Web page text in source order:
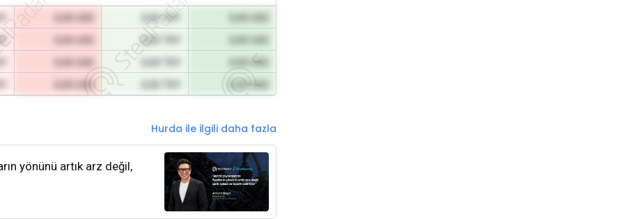
0,00 TRY
0,00 TRY
0,00 USD
0,00 USD
Hurda ile ilgili daha fazla
yönünü artık arz değil,